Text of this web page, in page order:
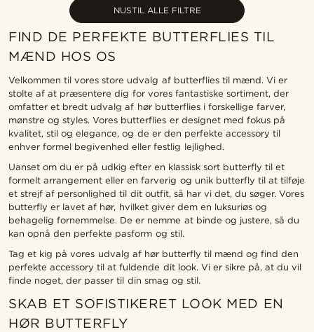
Højeste pris
NUSTIL ALLE FILTRE
FIND DE PERFEKTE BUTTERFLIES TIL
MÆND HOS OS
Velkommen til vores store udvalg af butterflies til mænd. Vi er
stolte af at præsentere dig for vores fantastiske sortiment, der
omfatter et bredt udvalg af hør butterflies i forskellige farver,
mønstre og styles. Vores butterflies er designet med fokus på
kvalitet, stil og elegance, og de er den perfekte accessory til
enhver formel begivenhed eller festlig lejlighed.
Uanset om du er på udkig efter en klassisk sort butterfly til et
formelt arrangement eller en farverig og unik butterfly til at tilføje
et strejf af personlighed til dit outfit, så har vi det, du søger. Vores
butterfly er lavet af hør, hvilket giver dem en luksuriøs og
behagelig fornemmelse. De er nemme at binde og justere, så du
kan opnå den perfekte pasform og stil.
Tag et kig på vores udvalg af hør butterfly til mænd og find den
perfekte accessory til at fuldende dit look. Vi er sikre på, at du vil
finde noget, der passer til din smag og stil.
SKAB ET SOFISTIKERET LOOK MED EN
HØR BUTTERFLY